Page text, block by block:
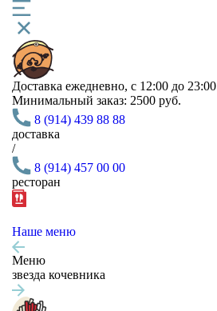
Доставка ежедневно, с 12:00 до 23:00
Минимальный заказ: 2500 руб.
8 (914) 439 88 88
доставка
/
8 (914) 457 00 00
ресторан
Наше меню
Меню
звезда кочевника